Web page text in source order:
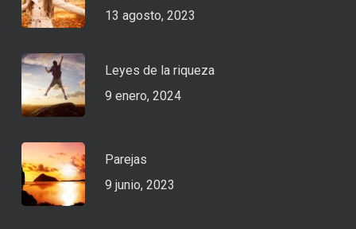
13 agosto, 2023
Leyes de la riqueza
9 enero, 2024
Parejas
9 junio, 2023